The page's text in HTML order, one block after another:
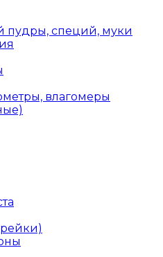
пудры, специй, муки
влагомеры